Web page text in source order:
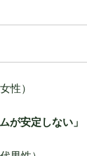
性）
が安定しない」